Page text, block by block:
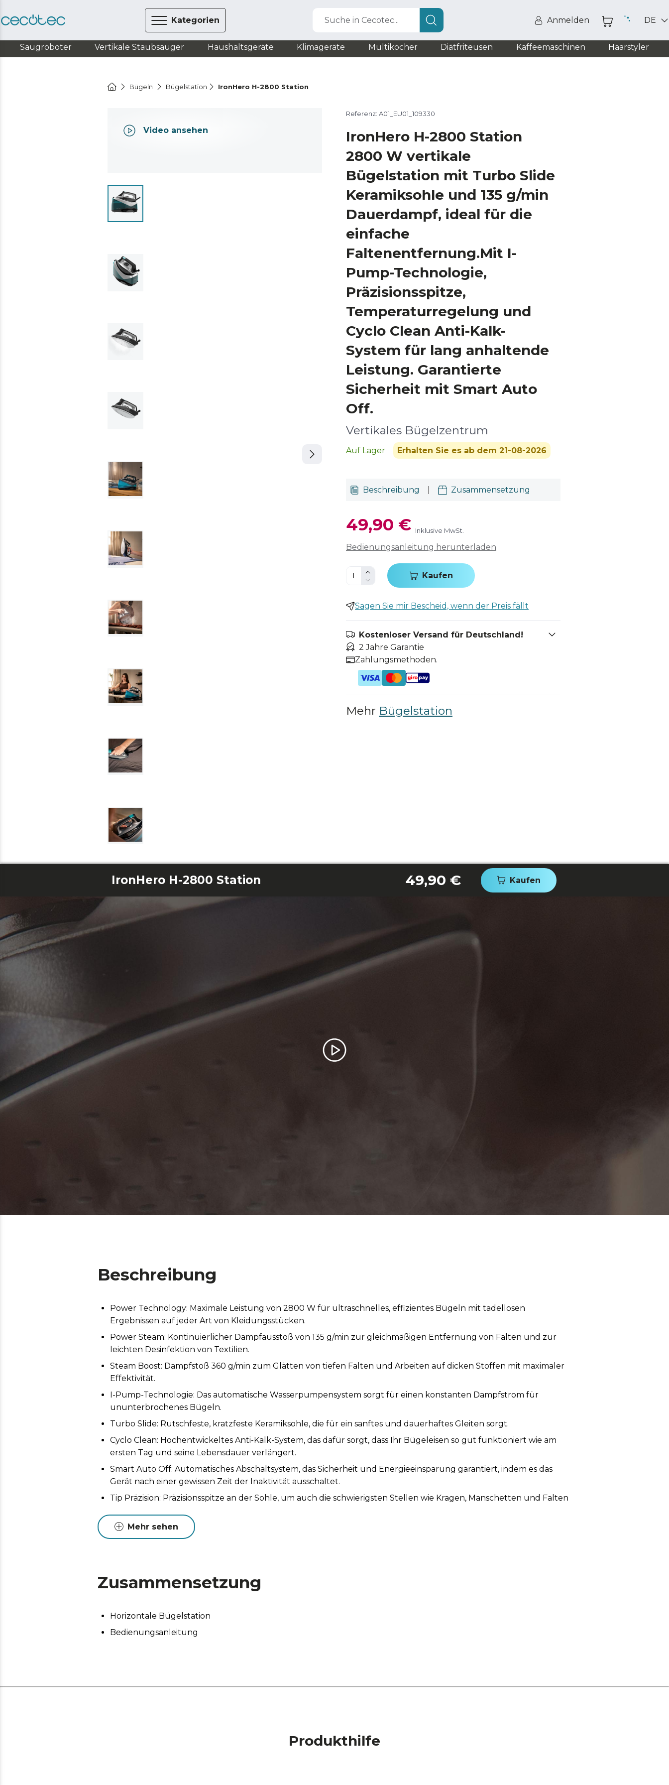
Kategorien Suche in Cecotec... Anmelden DE
Saugroboter Vertikale Staubsauger Haushaltsgeräte Klimageräte Multikocher Diätfriteusen Kaffeemaschinen Haarstyler
Bügeln Bügelstation IronHero H-2800 Station
Video ansehen
Referenz: A01_EU01_109330
IronHero H-2800 Station
2800 W vertikale
Bügelstation mit Turbo Slide
Keramiksohle und 135 g/min
Dauerdampf, ideal für die
einfache
Faltenentfernung.Mit I-
Pump-Technologie,
Präzisionsspitze,
Temperaturregelung und
Cyclo Clean Anti-Kalk-
System für lang anhaltende
Leistung. Garantierte
Sicherheit mit Smart Auto
Off.
Vertikales Bügelzentrum
Auf Lager Erhalten Sie es ab dem 21-08-2026
Beschreibung Zusammensetzung
49,90 € Inklusive MwSt.
Bedienungsanleitung herunterladen
Kaufen
Sagen Sie mir Bescheid, wenn der Preis fällt
Kostenloser Versand für Deutschland!
2 Jahre Garantie
Zahlungsmethoden.
Mehr Bügelstation
IronHero H-2800 Station 49,90 € Kaufen
Beschreibung
Power Technology: Maximale Leistung von 2800 W für ultraschnelles, effizientes Bügeln mit tadellosen
Ergebnissen auf jeder Art von Kleidungsstücken.
Power Steam: Kontinuierlicher Dampfausstoß von 135 g/min zur gleichmäßigen Entfernung von Falten und zur
leichten Desinfektion von Textilien.
Steam Boost: Dampfstoß 360 g/min zum Glätten von tiefen Falten und Arbeiten auf dicken Stoffen mit maximaler
Effektivität.
I-Pump-Technologie: Das automatische Wasserpumpensystem sorgt für einen konstanten Dampfstrom für
ununterbrochenes Bügeln.
Turbo Slide: Rutschfeste, kratzfeste Keramiksohle, die für ein sanftes und dauerhaftes Gleiten sorgt.
Cyclo Clean: Hochentwickeltes Anti-Kalk-System, das dafür sorgt, dass Ihr Bügeleisen so gut funktioniert wie am
ersten Tag und seine Lebensdauer verlängert.
Smart Auto Off: Automatisches Abschaltsystem, das Sicherheit und Energieeinsparung garantiert, indem es das
Gerät nach einer gewissen Zeit der Inaktivität ausschaltet.
Tip Präzision: Präzisionsspitze an der Sohle, um auch die schwierigsten Stellen wie Kragen, Manschetten und Falten
Temperature Control: Einstellbare Temperaturregelung zum Schutz und zur Anpassung an die Bedürfnisse des
jeweiligen Gewebes.
Mehr sehen
Zusammensetzung
Horizontale Bügelstation
Bedienungsanleitung
Produkthilfe